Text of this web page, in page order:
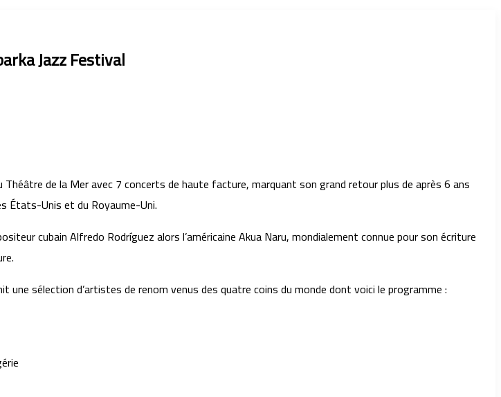
Jazz Festival
de la Mer avec 7 concerts de haute facture, marquant son grand retour plus de après 6 ans
États-Unis et du Royaume-Uni.
cubain Alfredo Rodríguez alors l’américaine Akua Naru, mondialement connue pour son écriture
sélection d’artistes de renom venus des quatre coins du monde dont voici le programme :